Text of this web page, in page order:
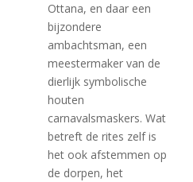
Ottana, en daar een
bijzondere
ambachtsman, een
meestermaker van de
dierlijk symbolische
houten
carnavalsmaskers. Wat
betreft de rites zelf is
het ook afstemmen op
de dorpen, het